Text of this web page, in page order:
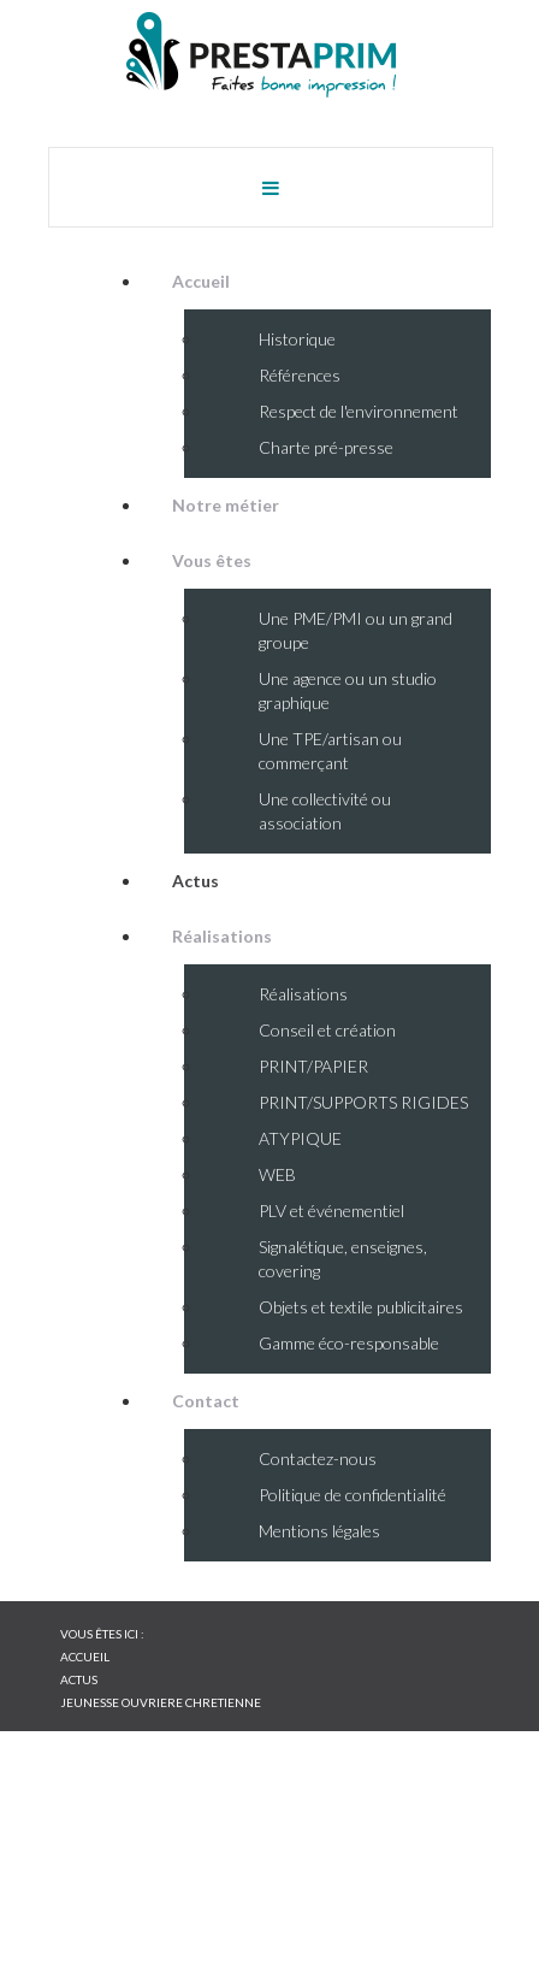
Accueil
Historique
Références
Respect de l'environnement
Charte pré-presse
Notre métier
Vous êtes
Une PME/PMI ou un grand
groupe
Une agence ou un studio
graphique
Une TPE/artisan ou
commerçant
Une collectivité ou
association
Actus
Réalisations
Réalisations
Conseil et création
PRINT/PAPIER
PRINT/SUPPORTS RIGIDES
ATYPIQUE
WEB
PLV et événementiel
Signalétique, enseignes,
covering
Objets et textile publicitaires
Gamme éco-responsable
Contact
Contactez-nous
Politique de confidentialité
Mentions légales
VOUS ÊTES ICI :
ACCUEIL
ACTUS
JEUNESSE OUVRIERE CHRETIENNE